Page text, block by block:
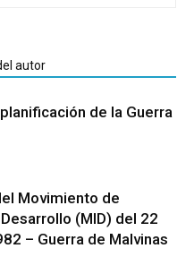
autor
de la Guerra
Movimiento de
(MID) del 22
– Guerra de Malvinas